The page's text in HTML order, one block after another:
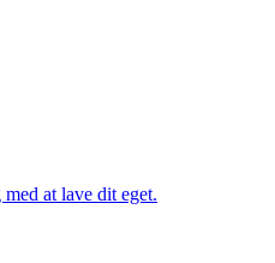
at lave dit eget.